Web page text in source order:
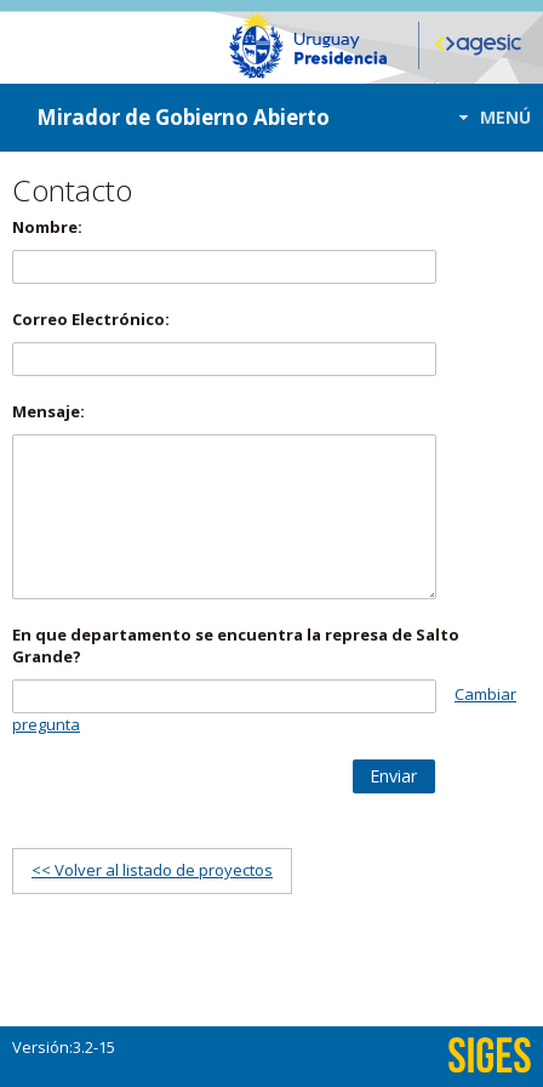
ir a contenido
ir al menú
Mirador de Gobierno Abierto MENÚ
Contacto
Nombre:
Correo Electrónico:
Mensaje:
En que departamento se encuentra la represa de Salto
Grande?
Cambiar
pregunta
Enviar
<< Volver al listado de proyectos
Versión:3.2-15